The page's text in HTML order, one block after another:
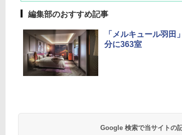
10,450円～
19,541円～
7,950円～
5,758円～
編集部のおすすめ記事
「メルキュール羽
分に363室
Google 検索で当サイトの